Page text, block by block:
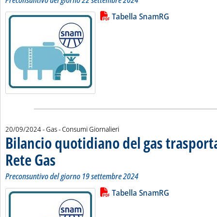
Leggi tutta la notizia: 'Bilancio
Lista allegati PDF alla notiziaTabella SnamRG
20/09/2024- Gas - Consumi Giornalieri
Bilancio quotidiano del gas
Rete Gas . Sottotitolo: Preconsuntivo del giorno 19 settembre 2024
. Pubblicata venerdì 20 settembre 2024 alle 12.30.
Preconsuntivo del giorno 19 settembre 2024
Leggi tutta la notizia: 'Bilancio
Lista allegati PDF alla notiziaTabella SnamRG